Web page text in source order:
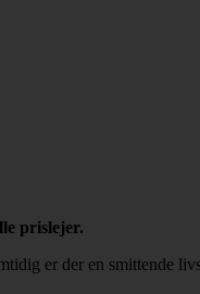
prislejer.
er der en smittende